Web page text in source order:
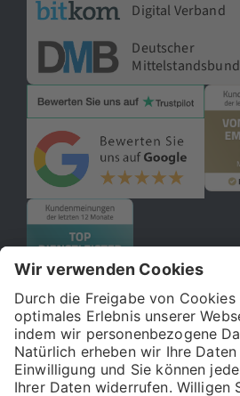
Digital Verband
Deutscher
Mittelstandsbund